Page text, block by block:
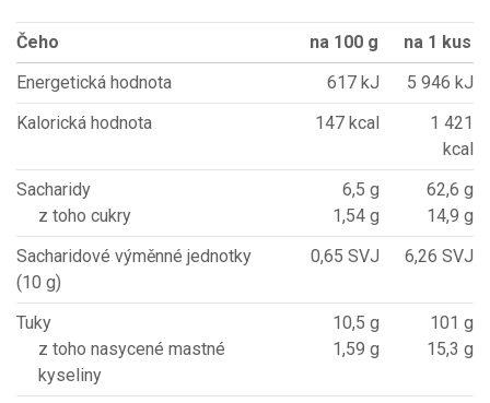
Čeho na 100 g
na 1 kus
Energetická hodnota
617 kJ
5 946 kJ
Kalorická hodnota
147 kcal
1 421
kcal
Sacharidy
z toho cukry
6,5 g
1,54 g
62,6 g
14,9 g
Sacharidové výměnné jednotky
(10 g)
0,65 SVJ 6,26 SVJ
Tuky
z toho nasycené mastné
kyseliny
10,5 g
1,59 g
101 g
15,3 g